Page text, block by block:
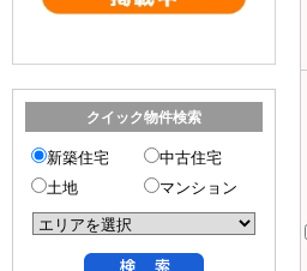
クイック物件検索
新築住宅
中古住宅
土地
マンション